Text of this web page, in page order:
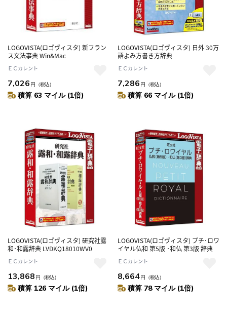
LOGOVISTA(ロゴヴィスタ) 新フラン
ス文法事典 Win&Mac
ＥＣカレント
7,026 円 （税込）
積算 63 マイル (1倍)
LOGOVISTA(ロゴヴィスタ) 日外 30万
語よみ方書き方辞典
ＥＣカレント
7,286 円 （税込）
積算 66 マイル (1倍)
LOGOVISTA(ロゴヴィスタ) 研究社露
和･和露辞典 LVDKQ18010WV0
ＥＣカレント
13,868 円 （税込）
積算 126 マイル (1倍)
LOGOVISTA(ロゴヴィスタ) プチ･ロワ
イヤル仏和 第5版 ･和仏 第3版 辞典
ＥＣカレント
8,664円 （税込）
積算 78 マイル (1倍)